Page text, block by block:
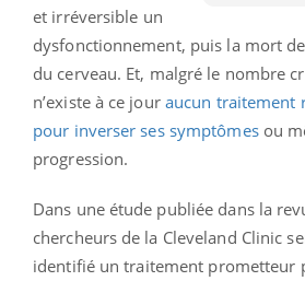
et irréversible un
dysfonctionnement, puis la mort
du cerveau. Et, malgré le nombre
n’existe à ce jour aucun traitement
pour inverser ses symptômesou
progression.
Dans une étude publiée dans la
chercheurs de la Cleveland Clinic
identifié un traitement prometteur